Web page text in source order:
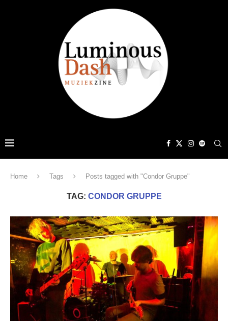
Home Tags Posts tagged with "Condor Gruppe"
TAG: CONDOR GRUPPE